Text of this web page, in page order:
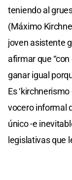
teniendo al
(Máximo
joven asistente
afirmar que
ganar igual
Es
vocero informal
único -e
legislativas que